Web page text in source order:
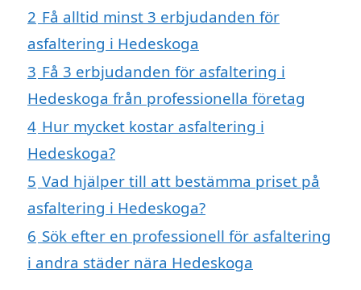
2 Få alltid minst 3 erbjudanden för
asfaltering i Hedeskoga
3 Få 3 erbjudanden för asfaltering i
Hedeskoga från professionella företag
4 Hur mycket kostar asfaltering i
Hedeskoga?
5 Vad hjälper till att bestämma priset på
asfaltering i Hedeskoga?
6 Sök efter en professionell för asfaltering
i andra städer nära Hedeskoga